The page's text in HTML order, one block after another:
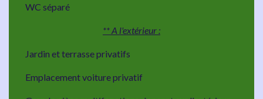
WC séparé
** A l'extérieur :
Jardin et terrasse privatifs
Emplacement voiture privatif